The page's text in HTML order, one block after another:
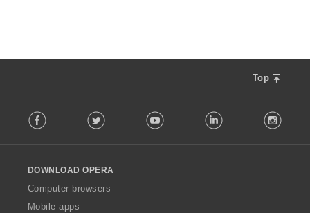
Top
o
w
O
p
Facebook Twitter Youtube LinkedIn
DOWNLOAD OPERA
Computer browsers
Mobile apps